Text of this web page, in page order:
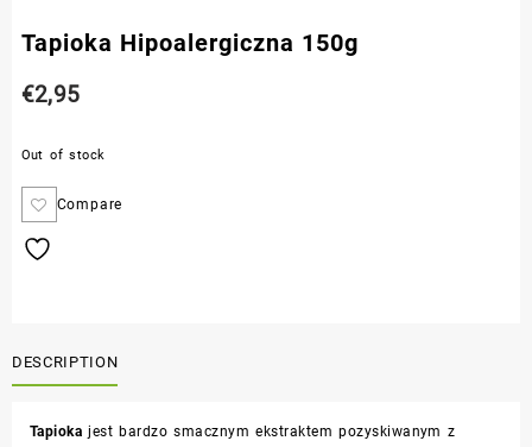
Tapioka Hipoalergiczna 150g
€2,95
Out of stock
Compare
DESCRIPTION
Tapioka jest bardzo smacznym ekstraktem pozyskiwanym z